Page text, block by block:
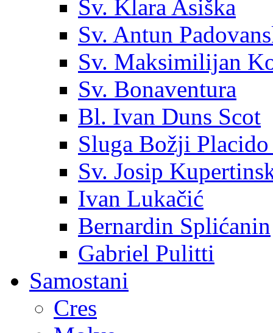
Sv. Klara Asiška
Sv. Antun
Sv. Maksimilijan
Sv. Bonaventura
Bl. Ivan Duns Scot
Sluga Božji Placido
Sv. Josip
Ivan Lukačić
Bernardin Splićanin
Gabriel Pulitti
Samostani
Cres